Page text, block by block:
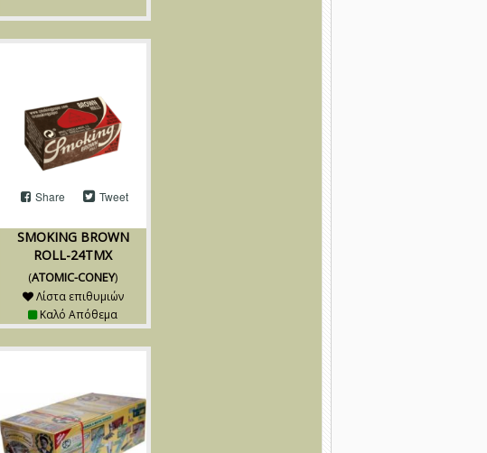
SMOKING BROWN
ROLL-24TMX
(ATOMIC-CONEY)
Share Tweet
Λίστα επιθυμιών
Καλό Απόθεμα